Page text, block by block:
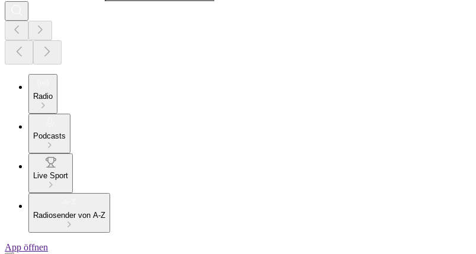
Radio
Podcasts
Live Sport
Radiosender von A-Z
App öffnen